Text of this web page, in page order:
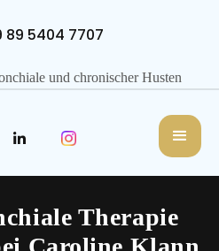
89 5404 7707
und chronischer Husten
Therapie